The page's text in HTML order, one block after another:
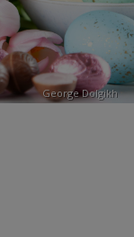
George Dolgikh